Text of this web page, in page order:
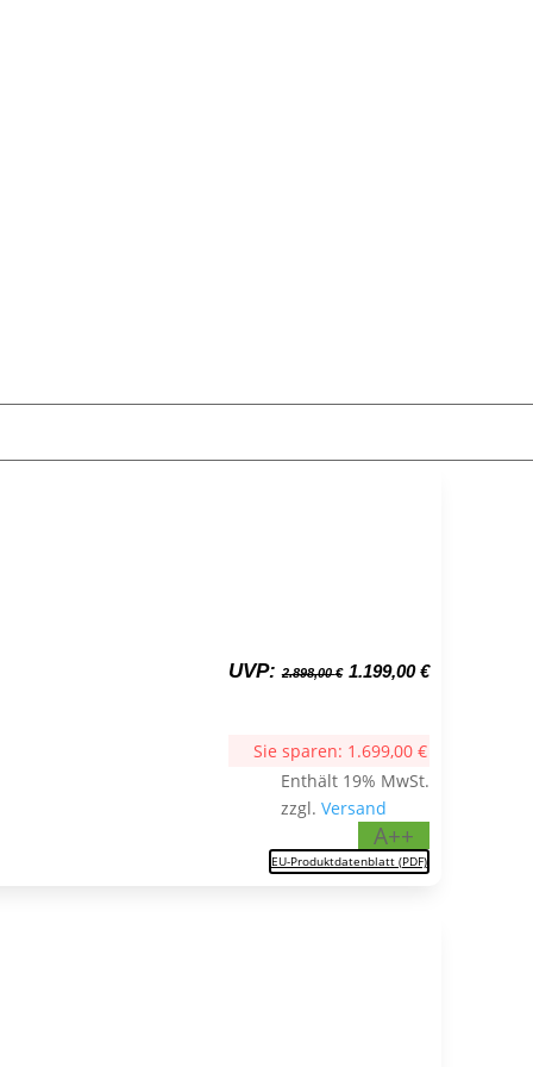
UVP: 2.898,00€ Ursprünglicher
2.898,00 €
1.199,00€Aktueller
Sie sparen: 1.699,00 €
Enthält 19% MwSt.
zzgl. Versand
A++
EU-Produktdatenblatt (PDF)